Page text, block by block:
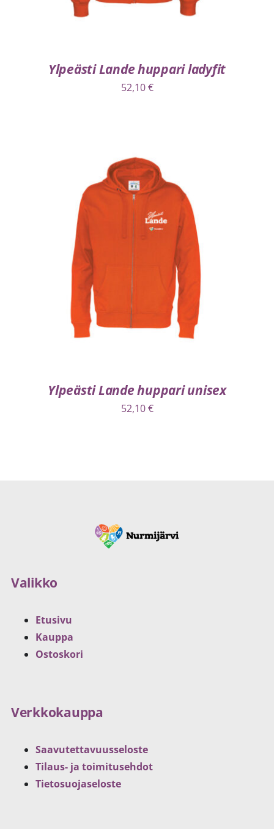
Ylpeästi Lande huppari ladyfit
52,10€
VALITSE VAIHTOEHDOISTA LISÄTIEDOT
Ylpeästi Lande huppari unisex
52,10€
Valikko
Etusivu
Kauppa
Ostoskori
Verkkokauppa
Saavutettavuusseloste
Tilaus- ja toimitusehdot
Tietosuojaseloste